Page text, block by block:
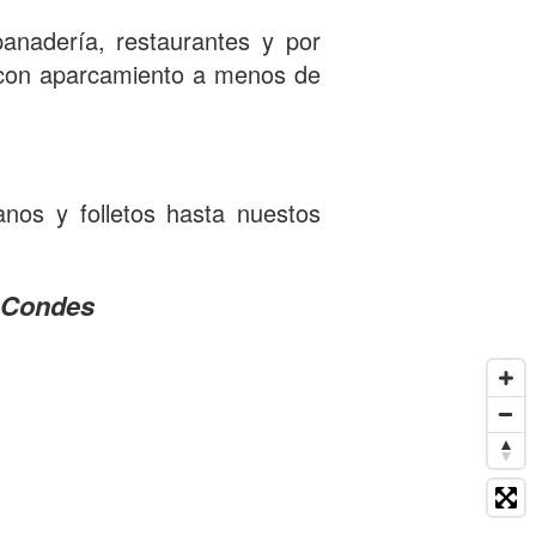
restaurantes y por
aparcamiento a menos de
y folletos hasta nuestos